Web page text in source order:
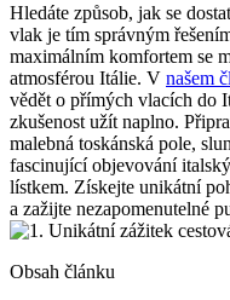
Hledáte způsob, jak se
vlak je tím správným
maximálním komfortem se
atmosférou Itálie. V našem
vědět o přímých vlacích do
zkušenost užít naplno.
malebná toskánská pole,
fascinující objevování
lístkem. Získejte unikátní
a zažijte nezapomenutelné
Obsah článku